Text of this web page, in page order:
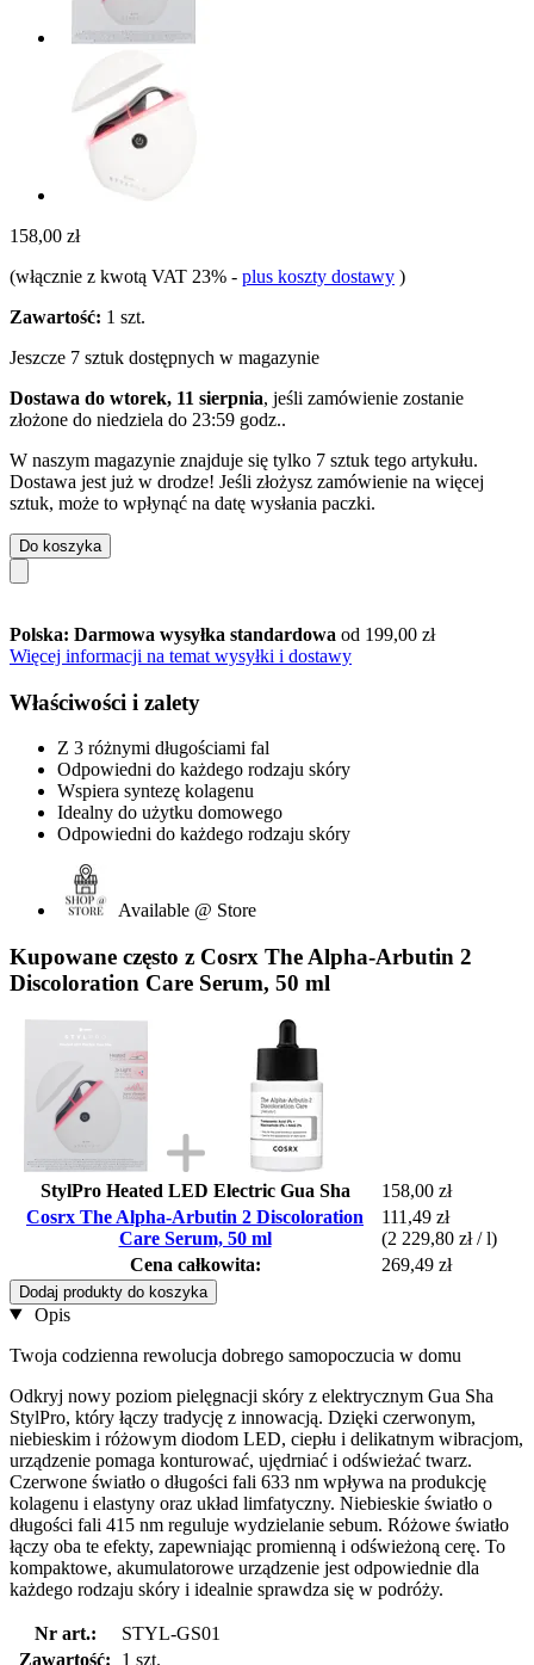
158,00 zł
(włącznie z kwotą VAT 23% - plus koszty dostawy )
Zawartość: 1 szt.
Jeszcze 7 sztuk dostępnych w magazynie
Dostawa do wtorek, 11 sierpnia, jeśli zamówienie zostanie
złożone do niedziela do 23:59 godz..
W naszym magazynie znajduje się tylko 7 sztuk tego artykułu.
Dostawa jest już w drodze! Jeśli złożysz zamówienie na więcej
sztuk, może to wpłynąć na datę wysłania paczki.
Do koszyka
Polska: Darmowa wysyłka standardowa od 199,00 zł
Więcej informacji na temat wysyłki i dostawy
Właściwości i zalety
Z 3 różnymi długościami fal
Odpowiedni do każdego rodzaju skóry
Wspiera syntezę kolagenu
Idealny do użytku domowego
Odpowiedni do każdego rodzaju skóry
Available @ Store
Kupowane często z Cosrx The Alpha-Arbutin 2
Discoloration Care Serum, 50 ml
StylPro Heated LED Electric Gua Sha
158,00 zł
Cosrx The Alpha-Arbutin 2 Discoloration
Care Serum, 50 ml
111,49 zł
(2 229,80 zł / l)
Cena całkowita:
269,49 zł
Dodaj produkty do koszyka
Opis
Twoja codzienna rewolucja dobrego samopoczucia w domu
Odkryj nowy poziom pielęgnacji skóry z elektrycznym Gua Sha
StylPro, który łączy tradycję z innowacją. Dzięki czerwonym,
niebieskim i różowym diodom LED, ciepłu i delikatnym wibracjom,
urządzenie pomaga konturować, ujędrniać i odświeżać twarz.
Czerwone światło o długości fali 633 nm wpływa na produkcję
kolagenu i elastyny oraz układ limfatyczny. Niebieskie światło o
długości fali 415 nm reguluje wydzielanie sebum. Różowe światło
łączy oba te efekty, zapewniając promienną i odświeżoną cerę. To
kompaktowe, akumulatorowe urządzenie jest odpowiednie dla
każdego rodzaju skóry i idealnie sprawdza się w podróży.
Nr art.:
STYL-GS01
Zawartość:
1 szt.